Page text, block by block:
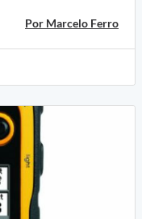
Por Marcelo Ferro